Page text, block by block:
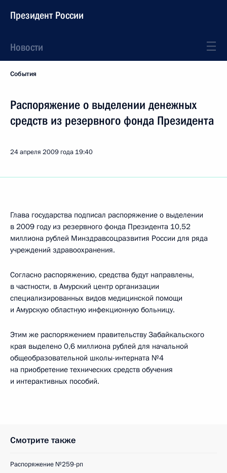
Президент России
Новости
События
Распоряжение о выделении денежных
средств из резервного фонда Президента
24 апреля 2009 года 19:40
Глава государства подписал распоряжение о выделении
в 2009 году из резервного фонда Президента 10,52
миллиона рублей Минздравсоцразвития России для ряда
учреждений здравоохранения.
Согласно распоряжению, средства будут направлены,
в частности, в Амурский центр организации
специализированных видов медицинской помощи
и Амурскую областную инфекционную больницу.
Этим же распоряжением правительству Забайкальского
края выделено 0,6 миллиона рублей для начальной
общеобразовательной школы-интерната №4
на приобретение технических средств обучения
и интерактивных пособий.
Смотрите также
Распоряжение №259-рп